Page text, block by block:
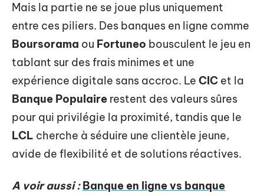
Mais la partie ne se joue plus uniquement
entre ces piliers. Des banques en ligne comme
Boursorama ou Fortuneo bousculent le jeu en
tablant sur des frais minimes et une
expérience digitale sans accroc. Le CIC et la
Banque Populaire restent des valeurs sûres
pour qui privilégie la proximité, tandis que le
LCL cherche à séduire une clientèle jeune,
avide de flexibilité et de solutions réactives.
A voir aussi : Banque en ligne vs banque